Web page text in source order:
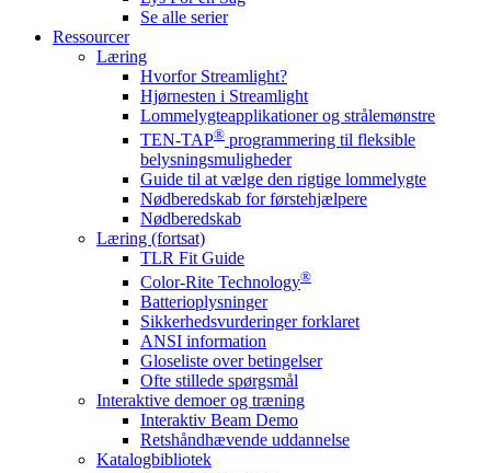
Se alle serier
Ressourcer
Læring
Hvorfor Streamlight?
Hjørnesten i Streamlight
Lommelygteapplikationer og strålemønstre
TEN-TAP® programmering til fleksible
belysningsmuligheder
Guide til at vælge den rigtige lommelygte
Nødberedskab for førstehjælpere
Nødberedskab
Læring (fortsat)
TLR Fit Guide
Color-Rite Technology®
Batterioplysninger
Sikkerhedsvurderinger forklaret
ANSI information
Gloseliste over betingelser
Ofte stillede spørgsmål
Interaktive demoer og træning
Interaktiv Beam Demo
Retshåndhævende uddannelse
Katalogbibliotek